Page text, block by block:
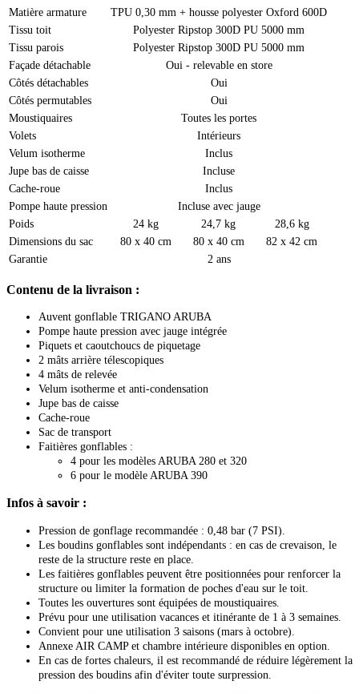
Matière armature
TPU 0,30 mm + housse polyester Oxford 600D
Tissu toit
Polyester Ripstop 300D PU 5000 mm
Tissu parois
Polyester Ripstop 300D PU 5000 mm
Façade détachable
Oui - relevable en store
Côtés détachables
Oui
Côtés permutables
Oui
Moustiquaires
Toutes les portes
Volets
Intérieurs
Velum isotherme
Inclus
Jupe bas de caisse
Incluse
Cache-roue
Inclus
Pompe haute pression
Incluse avec jauge
Poids
24 kg 24,7 kg
28,6 kg
Dimensions du sac
80 x 40 cm 80 x 40 cm
82 x 42 cm
Garantie
2 ans
Contenu de la livraison :
Auvent gonflable TRIGANO ARUBA
Pompe haute pression avec jauge intégrée
Piquets et caoutchoucs de piquetage
2 mâts arrière télescopiques
4 mâts de relevée
Velum isotherme et anti-condensation
Jupe bas de caisse
Cache-roue
Sac de transport
Faitières gonflables :
4 pour les modèles ARUBA 280 et 320
6 pour le modèle ARUBA 390
Infos à savoir :
Pression de gonflage recommandée : 0,48 bar (7 PSI).
Les boudins gonflables sont indépendants : en cas de crevaison, le
reste de la structure reste en place.
Les faitières gonflables peuvent être positionnées pour renforcer la
structure ou limiter la formation de poches d'eau sur le toit.
Toutes les ouvertures sont équipées de moustiquaires.
Prévu pour une utilisation vacances et itinérante de 1 à 3 semaines.
Convient pour une utilisation 3 saisons (mars à octobre).
Annexe AIR CAMP et chambre intérieure disponibles en option.
En cas de fortes chaleurs, il est recommandé de réduire légèrement la
pression des boudins afin d'éviter toute surpression.